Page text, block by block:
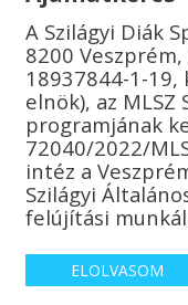
A Szilágyi Diák
8200 Veszprém,
18937844-1-19,
elnök), az
programjának
72040/2022/
intéz a
Szilágyi
felújítási
ELOLVASOM